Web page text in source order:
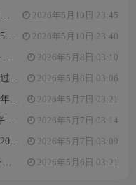
富的创业达人，创业网都能为你
梦想。
2026年5月10日 23:45
2026年5月10日 23:40
2026年5月8日 03:10
点 2026年5月8日 03:06
册 2026年5月7日 03:21
2026年5月7日 03:14
台 2026年5月7日 03:09
2026年5月6日 03:21